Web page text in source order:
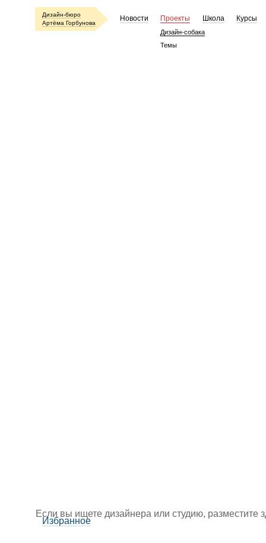
Дизайн-бюро
Артёма Горбунова
Новости Проекты
Дизайн-собака
Темы
Школа Курсы
Если вы ищете дизайнера или студию, разместите
Избранное